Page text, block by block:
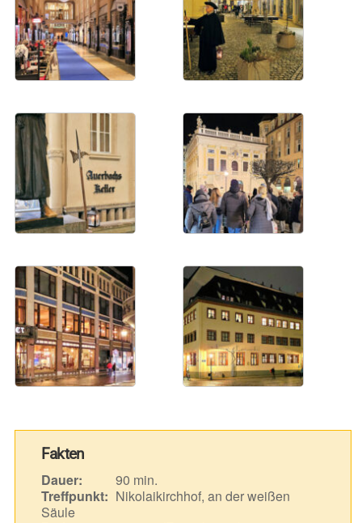
Fakten
Dauer:
90 min.
Treffpunkt: Nikolaikirchhof, an der weißen
Säule